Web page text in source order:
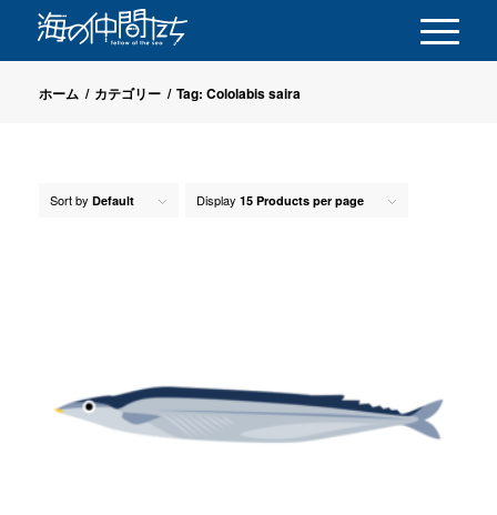
ホーム / カテゴリー / Tag: Cololabis saira
Sort by Default Display 15 Products per page